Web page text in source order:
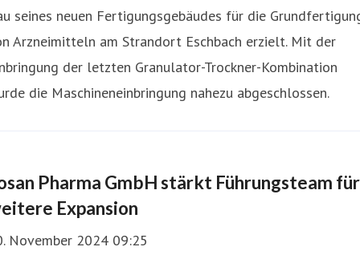
seines neuen Fertigungsgebäudes für die
Arzneimitteln am Strandort Eschbach erzielt. Mit der
der letzten Granulator-Trockner-Kombination
die Maschineneinbringung nahezu abgeschlossen.
Pharma GmbH stärkt Führungsteam für
Expansion
November 2024 09:25